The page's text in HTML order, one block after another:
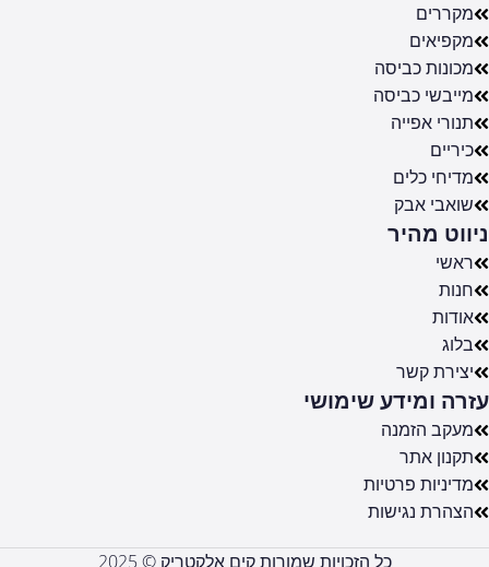
מקררים
מקפיאים
מכונות כביסה
מייבשי כביסה
תנורי אפייה
כיריים
מדיחי כלים
שואבי אבק
ניווט מהיר
ראשי
חנות
אודות
בלוג
יצירת קשר
עזרה ומידע שימושי
מעקב הזמנה
תקנון אתר
מדיניות פרטיות
הצהרת נגישות
כל הזכויות שמורות קים אלקטריק © 2025